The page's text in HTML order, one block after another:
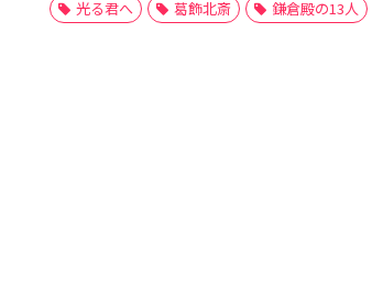
光る君へ 葛飾北斎 鎌倉殿の13人